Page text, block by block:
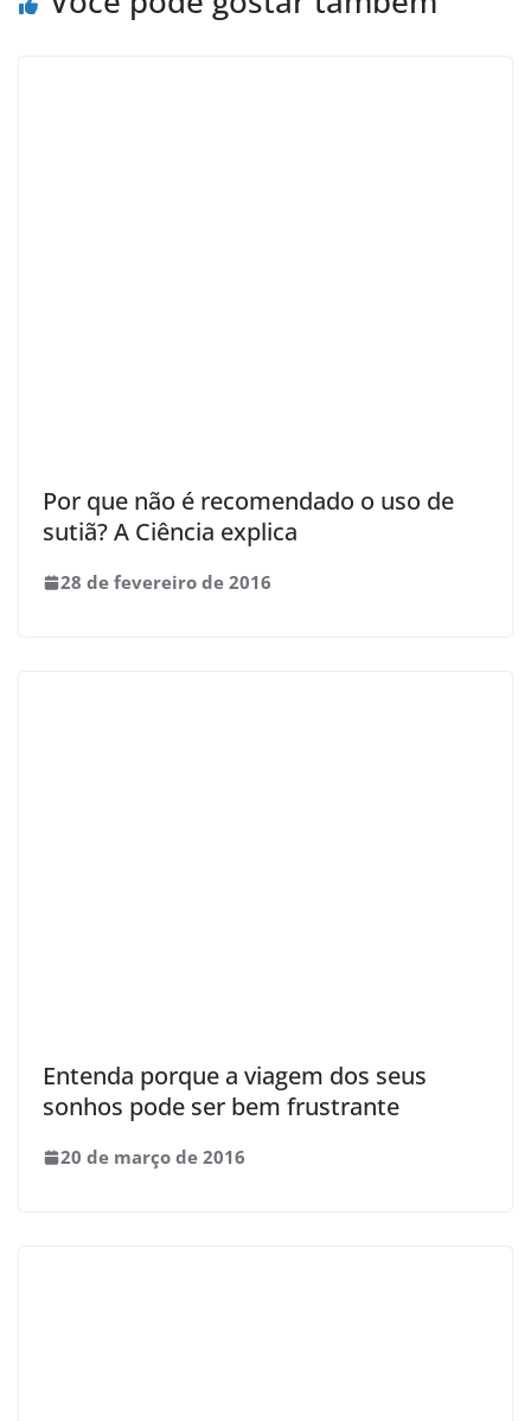
Por que não é recomendado o uso de
sutiã? A Ciência explica
28 de fevereiro de 2016
Entenda porque a viagem dos seus
sonhos pode ser bem frustrante
20 de março de 2016